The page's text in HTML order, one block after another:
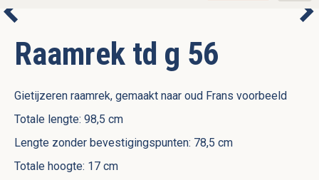
Raamrek td g 56
Gietijzeren raamrek, gemaakt naar oud Frans voorbeeld
Totale lengte: 98,5 cm
Lengte zonder bevestigingspunten: 78,5 cm
Totale hoogte: 17 cm